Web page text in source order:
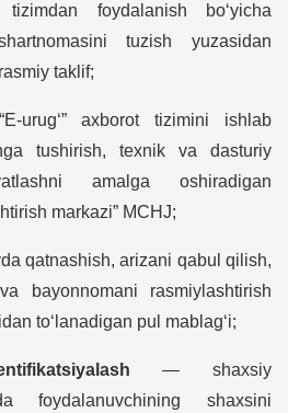
foydalanish bo‘yicha
tuzish yuzasidan
taklif;
axborot tizimini ishlab
tushirish, texnik va dasturiy
amalga oshiradigan
markazi” MCHJ;
qatnashish, arizani qabul qilish,
bayonnomani rasmiylashtirish
to‘lanadigan pul mablag‘i;
— shaxsiy
foydalanuvchining shaxsini